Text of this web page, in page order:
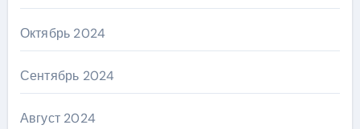
Октябрь 2024
Сентябрь 2024
Август 2024